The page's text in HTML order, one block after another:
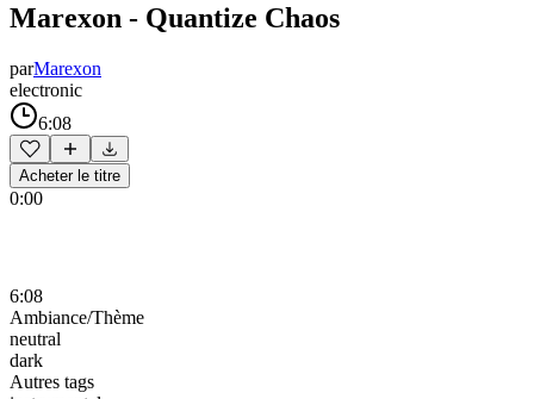
Marexon - Quantize Chaos
parMarexon
electronic
6:08
Acheter le titre
0:00
6:08
Ambiance/Thème
neutral
dark
Autres tags